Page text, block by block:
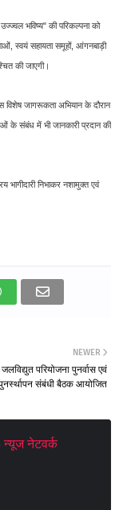
भविष्य" की परिकल्पना को
स्वयं सहायता समूहों, आंगनबाड़ी
की जाएगी।
विशेष जागरूकता अभियान के दौरान
के संबंध में भी जानकारी प्रदान की
निभाकर नशामुक्त एवं
NEWER
परियोजना पुनर्वास एवं
संबंधी बैठक आयोजित
नेटवर्क